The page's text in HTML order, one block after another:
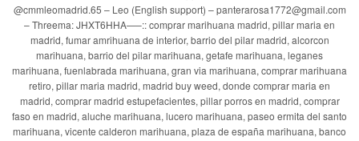
@cmmleomadrid.65 – Leo (English support) – panterarosa1772@gmail.com
– Threema: JHXT6HHA—–:: comprar marihuana madrid, pillar maria en
madrid, fumar amrihuana de interior, barrio del pilar madrid, alcorcon
marihuana, barrio del pilar marihuana, getafe marihuana, leganes
marihuana, fuenlabrada marihuana, gran via marihuana, comprar marihuana
retiro, pillar maria madrid, madrid buy weed, donde comprar maria en
madrid, comprar madrid estupefacientes, pillar porros en madrid, comprar
faso en madrid, aluche marihuana, lucero marihuana, paseo ermita del santo
marihuana, vicente calderon marihuana, plaza de españa marihuana, banco